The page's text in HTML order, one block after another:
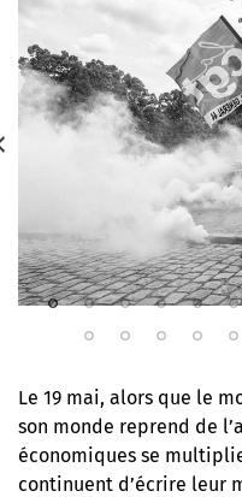
Le 19 mai, alors que le
son monde reprend de
économiques se
continuent d’écrire leur